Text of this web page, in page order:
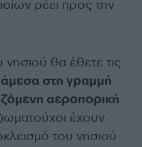
ρέει προς την
θα έθετε τις
άμεσα στη γραμμή
αεροπορική
έχουν
του νησιού